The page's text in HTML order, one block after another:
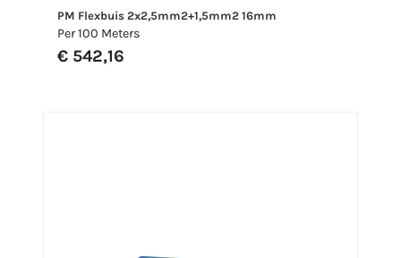
PM Flexbuis 2x2,5mm2+1,5mm2 16mm
Per 100 Meters
€ 542,16